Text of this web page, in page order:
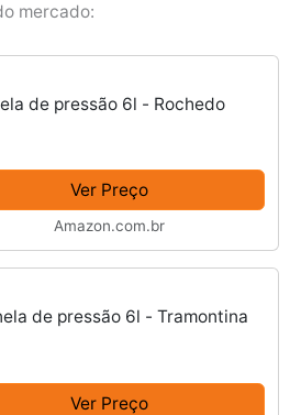
mercado:
de pressão 6l - Rochedo
Ver Preço
Amazon.com.br
de pressão 6l - Tramontina
Ver Preço